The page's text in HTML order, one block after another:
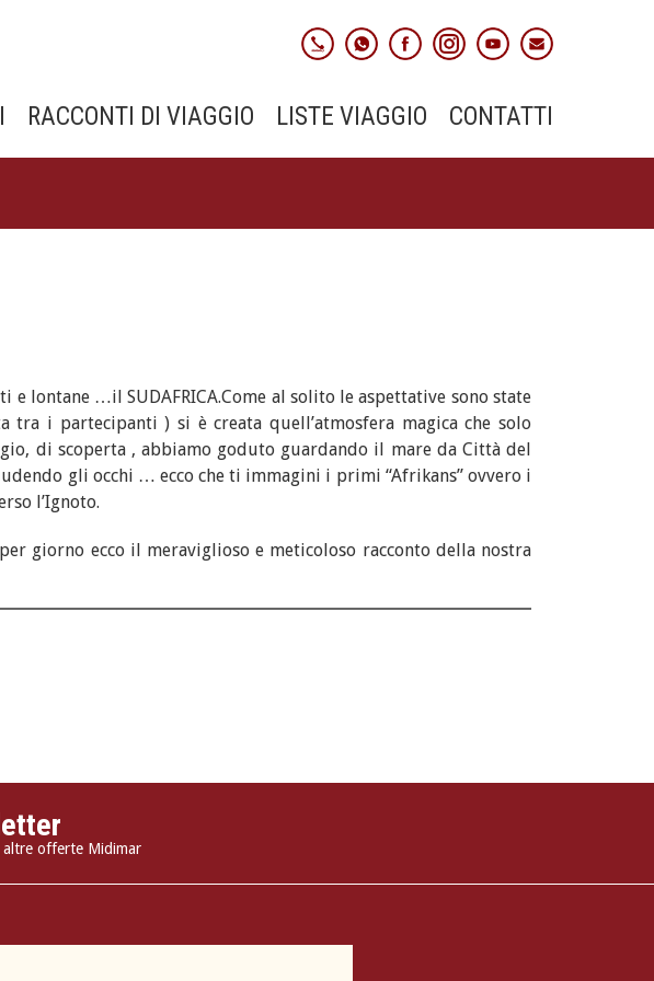
RACCONTI DI VIAGGIO LISTE VIAGGIO CONTATTI
lontane …il SUDAFRICA.Come al solito le aspettative sono state
i partecipanti ) si è creata quell’atmosfera magica che solo
di scoperta , abbiamo goduto guardando il mare da Città del
gli occhi … ecco che ti immagini i primi “Afrikans” ovvero i
l’Ignoto.
giorno ecco il meraviglioso e meticoloso racconto della nostra
altre offerte Midimar